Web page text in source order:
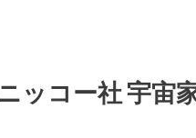
ッコー社 宇宙